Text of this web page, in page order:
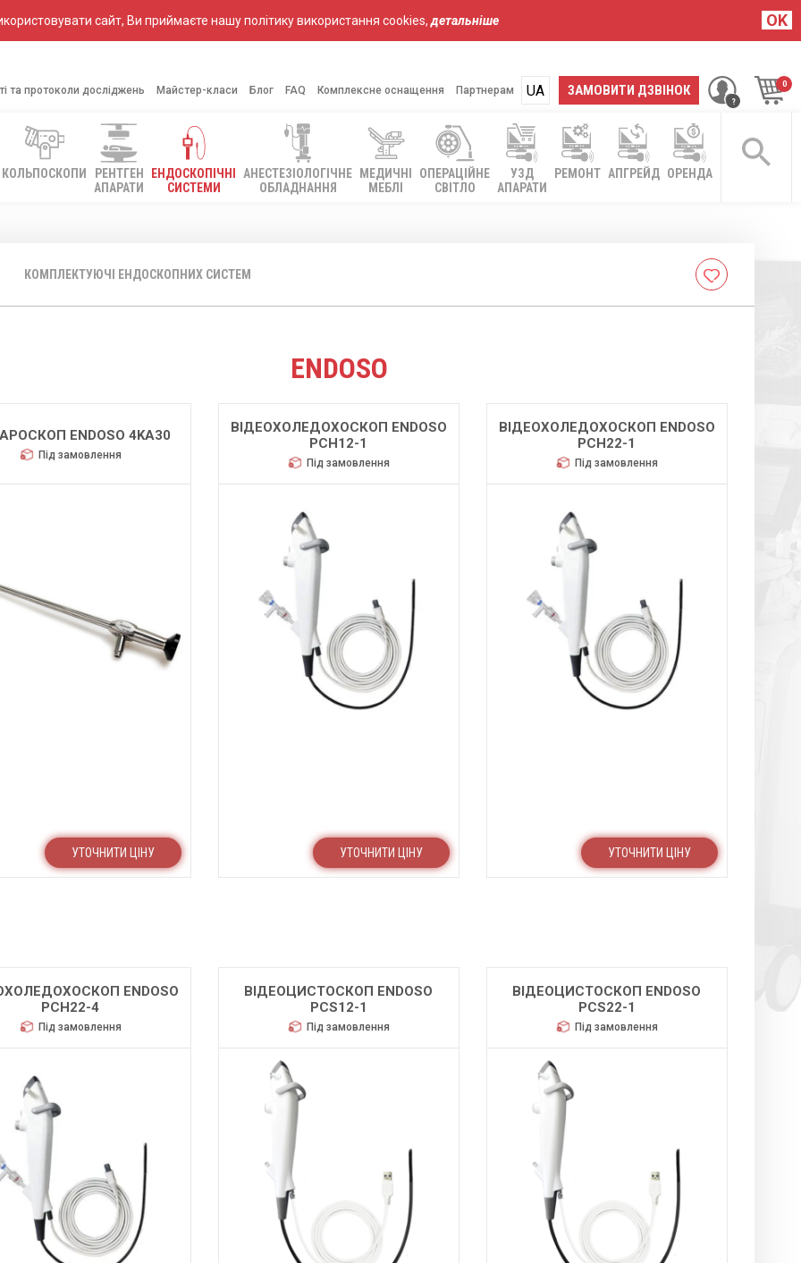
сайт, Ви приймаєте нашу політику використання cookies,детальніше OK
та протоколи досліджень Майстер-класи Блог FAQ Комплексне оснащення Партнерам ЗАМОВИТИ ДЗВІНОК
UA
RU
КОЛЬПОСКОПИ
РЕНТГЕН
АПАРАТИ
ЕНДОСКОПІЧНІ
СИСТЕМИ
АНЕСТЕЗІОЛОГІЧНЕ
ОБЛАДНАННЯ
МЕДИЧНІ
МЕБЛІ
ОПЕРАЦІЙНЕ
СВІТЛО
УЗД
АПАРАТИ
РЕМОНТ АПГРЕЙД ОРЕНДА
КОМПЛЕКТУЮЧІ ЕНДОСКОПНИХ СИСТЕМ
Cписок
ENDOSO
ENDOSO 4KA30
Під замовлення
УТОЧНИТИ ЦІНУ
ВІДЕОХОЛЕДОХОСКОП ENDOSO
PCH12-1
Під замовлення
УТОЧНИТИ ЦІНУ
ВІДЕОХОЛЕДОХОСКОП ENDOSO
PCH22-1
Під замовлення
УТОЧНИТИ ЦІНУ
ENDOSO
PCH22-4
Під замовлення
ВІДЕОЦИСТОСКОП ENDOSO
PCS12-1
Під замовлення
ВІДЕОЦИСТОСКОП ENDOSO
PCS22-1
Під замовлення